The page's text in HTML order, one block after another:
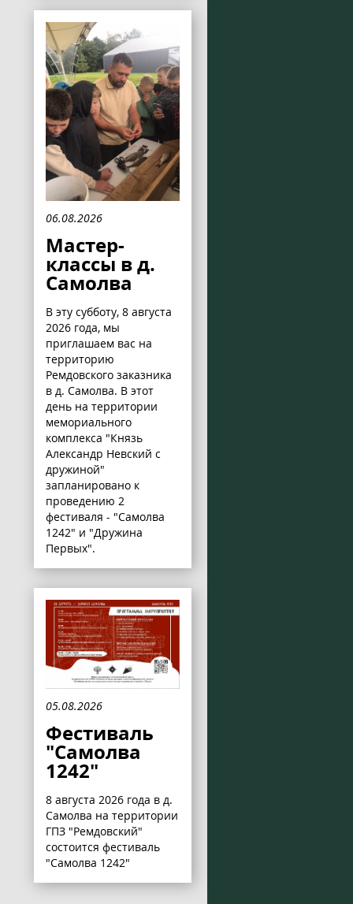
06.08.2026
Мастер-
классы в д.
Самолва
В эту субботу, 8 августа
2026 года, мы
приглашаем вас на
территорию
Ремдовского заказника
в д. Самолва. В этот
день на территории
мемориального
комплекса "Князь
Александр Невский с
дружиной"
запланировано к
проведению 2
фестиваля - "Самолва
1242" и "Дружина
Первых".
05.08.2026
Фестиваль
"Самолва
1242"
8 августа 2026 года в д.
Самолва на территории
ГПЗ "Ремдовский"
состоится фестиваль
"Самолва 1242"